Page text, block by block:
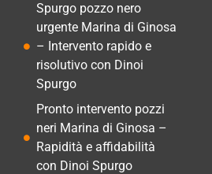
Spurgo pozzo nero
urgente Marina di Ginosa
– Intervento rapido e
risolutivo con Dinoi
Spurgo
Pronto intervento pozzi
neri Marina di Ginosa –
Rapidità e affidabilità
con Dinoi Spurgo